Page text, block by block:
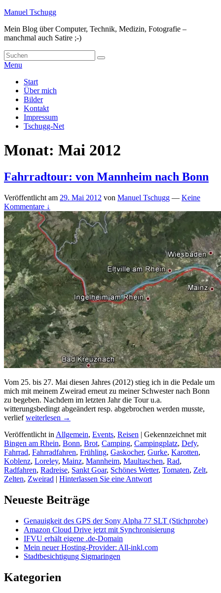
Skip
content
Manuel Tschugg
Mein Blog über Computer, Technik, Medizin, Fotografie –
manchmal auch Satire ;-)
Search
for:
Suche
Menu
Hauptmenü
Start
Über mich
Bilder
Kontakt
Impressum
Tschugg-Net
Monat: Mai 2012
Fahrradtour: von Mannheim nach Bonn
Veröffentlicht am 29. Mai 2012 von Manuel Tschugg — Keine
Kommentare ↓
Vom 25. bis 27. Mai diesen Jahres (2012) stieg ich in die Pedale um
mich mit meinem Zweirad erneut zu meiner Schwester nach Bonn
zu begeben. Nachdem im letzten Jahr die Tour u.a.
witterungsbedingt abgeändert resp. abgebrochen werden musste,
verliefweiterlesen Fahrradtour:
Mannheim
nach
Bonn
→
Veröffentlicht in Allgemein, Events, Reisen | Gekennzeichnet mit
Bingen am Rhein, Bonn, Brot, Camping, Campingplatz, Defy,
Fahrrad, Fahrradfahren, Frühling, Gaskocher, Gurke, Karotten,
Koblenz, Loreley, Mainz, Mannheim, Maultaschen, Rad,
Radfahren, Radreise, Sankt Goar, Schönes Wetter, Tomaten, Zelt,
Zelten, Zweirad | Hinterlassen Sie eine Antwort
Primärer
Widget-
Bereich
Neueste Beiträge
Genauigkeit des GPS der Sony Alpha 77 SLT (Stichprobe)
Amazon Cloud Drive jetzt mit Synchronisierung
IFVU erhält eigene .de-Domain
Mein neuer Hosting-Provider: All-inkl.com
Stadtbesichtigung Sigmaringen
Kategorien